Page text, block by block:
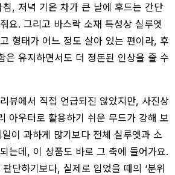
, 저녁 기온 차가 큰 날에 후드는 간단
요. 그리고 바스락 소재 특성상 실루엣
형태가 어느 정도 살아 있는 편이라, 후
은 유지하면서도 더 정돈된 인상을 줄 수
뷰에서 직접 언급되진 않았지만, 사진상
아우터로 활용하기 쉬운 무드가 강해 보
이 과하게 많기보다 전체 실루엣과 소
는데, 이 상품도 바로 그 축에 들어가요.
단하기보다, 실제로 입었을 때의 ‘분위